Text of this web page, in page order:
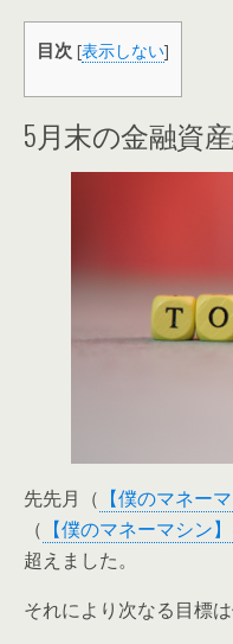
目次 [表示しない]
5月末の金融資
先先月（ 【僕のマネー
（ 【僕のマネーマシン
超えました。
それにより次なる目標